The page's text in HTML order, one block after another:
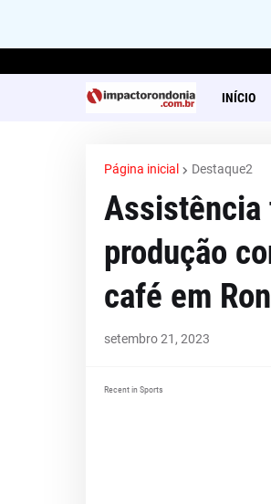
INÍCIO
Página inicial Destaque2
Assistência
produção
café em
setembro 21, 2023
Recent in Sports